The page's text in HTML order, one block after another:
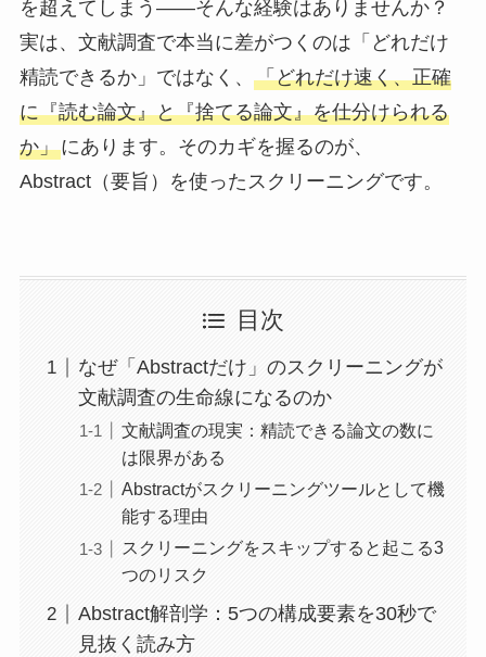
を超えてしまう——そんな経験はありませんか？
実は、文献調査で本当に差がつくのは「どれだけ
精読できるか」ではなく、 「どれだけ速く、正確
に『読む論文』と『捨てる論文』を仕分けられる
か」にあります。そのカギを握るのが、
Abstract（要旨）を使ったスクリーニングです。
目次
なぜ「Abstractだけ」のスクリーニングが
文献調査の生命線になるのか
文献調査の現実：精読できる論文の数に
は限界がある
Abstractがスクリーニングツールとして機
能する理由
スクリーニングをスキップすると起こる3
つのリスク
Abstract解剖学：5つの構成要素を30秒で
見抜く読み方